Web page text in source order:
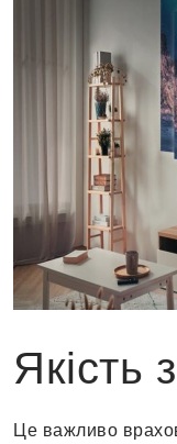
Якість
Це важливо